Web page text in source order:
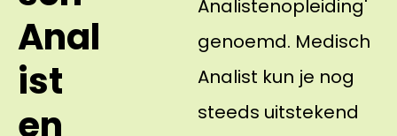
Anal
ist
en
Analistenopleiding'
genoemd. Medisch
Analist kun je nog
steeds uitstekend